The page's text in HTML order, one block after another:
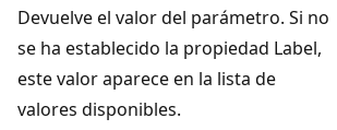
Devuelve el valor del parámetro. Si no
se ha establecido la propiedad Label,
este valor aparece en la lista de
valores disponibles.